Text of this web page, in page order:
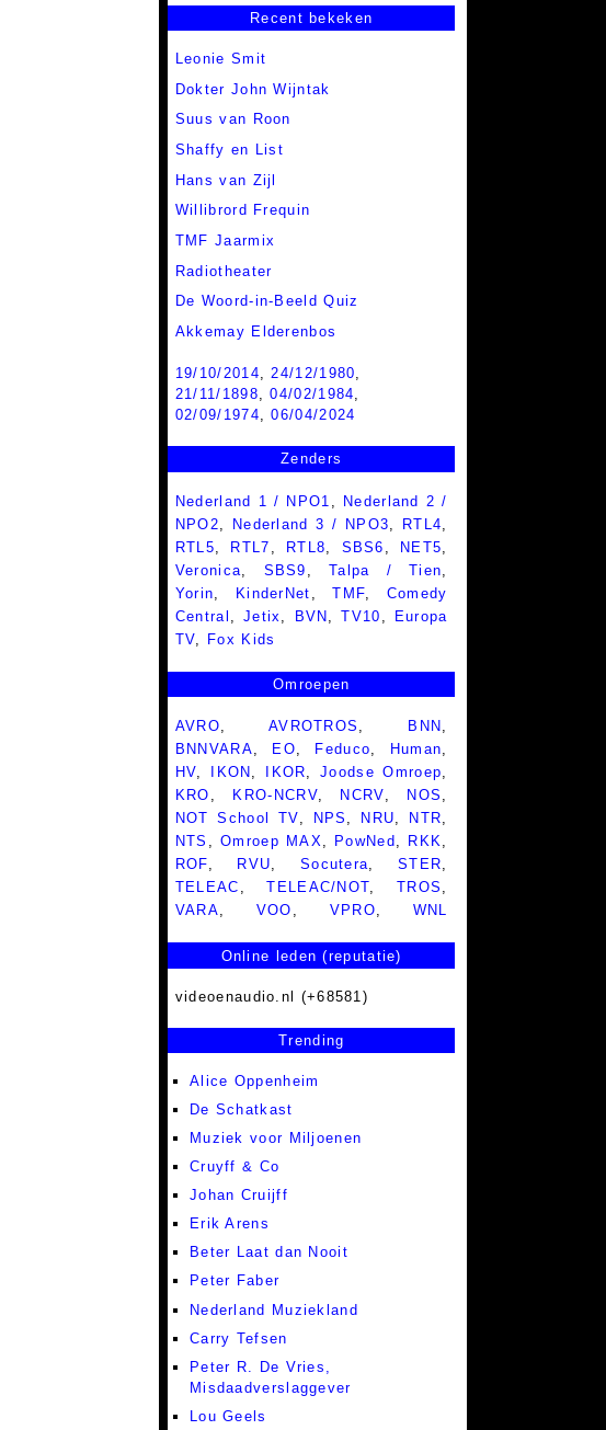
Recent bekeken
Leonie Smit
Dokter John Wijntak
Suus van Roon
Shaffy en List
Hans van Zijl
Willibrord Frequin
TMF Jaarmix
Radiotheater
De Woord-in-Beeld Quiz
Akkemay Elderenbos
19/10/2014,24/12/1980,
21/11/1898,04/02/1984,
02/09/1974,06/04/2024
Zenders
Nederland 1 / NPO1
Nederland 2 /
NPO2
Nederland 3 / NPO3 RTL4
RTL5
RTL7 RTL8 SBS6 NET5
Veronica
SBS9 ,Talpa / Tien
Yorin
KinderNet ,TMF
Comedy
Central
Jetix BVN ,TV10
Europa
TV
Fox Kids
Omroepen
AVRO, AVROTROS , BNN ,
BNNVARA, EO, Feduco, Human,
HV, IKON , IKOR,Joodse Omroep,
KRO , KRO-NCRV, NCRV, NOS ,
NOT School TV, NPS , NRU, NTR,
NTS ,Omroep MAX, PowNed , RKK,
ROF, RVU, Socutera,STER,
TELEAC ,TELEAC/NOT,TROS ,
VARA, VOO , VPRO, WNL
Online leden (reputatie)
videoenaudio.nl (+68581)
Trending
Alice Oppenheim
De Schatkast
Muziek voor Miljoenen
Cruyff & Co
Johan Cruijff
Erik Arens
Beter Laat dan Nooit
Peter Faber
Nederland Muziekland
Carry Tefsen
Peter R. De Vries,
Misdaadverslaggever
Lou Geels